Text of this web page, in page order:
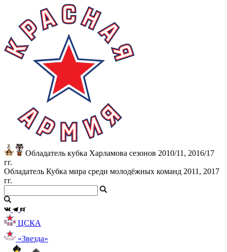
Обладатель кубка Харламова сезонов 2010/11, 2016/17
гг.
Обладатель Кубка мира среди молодёжных команд 2011, 2017
гг.
ЦСКА
«Звезда»